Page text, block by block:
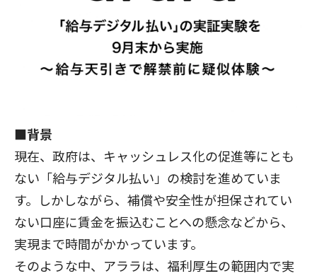
■背景
現在、政府は、キャッシュレス化の促進等にとも
ない「給与デジタル払い」の検討を進めていま
す。しかしながら、補償や安全性が担保されてい
ない口座に賃金を振込むことへの懸念などから、
実現まで時間がかかっています。
そのような中、アララは、福利厚生の範囲内で実